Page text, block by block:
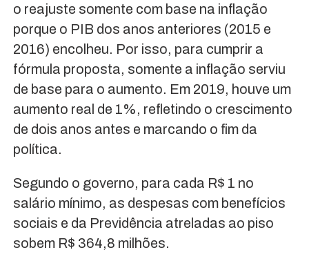
o reajuste somente com base na inflação
porque o PIB dos anos anteriores (2015 e
2016) encolheu. Por isso, para cumprir a
fórmula proposta, somente a inflação serviu
de base para o aumento. Em 2019, houve um
aumento real de 1%, refletindo o crescimento
de dois anos antes e marcando o fim da
política.
Segundo o governo, para cada R$ 1 no
salário mínimo, as despesas com benefícios
sociais e da Previdência atreladas ao piso
sobem R$ 364,8 milhões.